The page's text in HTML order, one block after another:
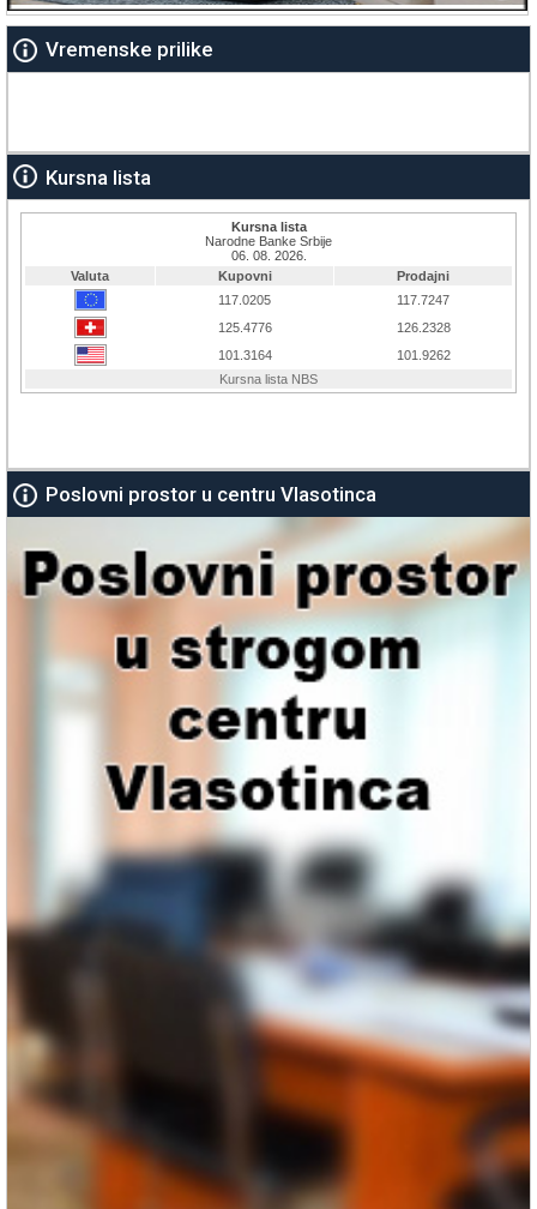
Vremenske prilike
Kursna lista
Poslovni prostor u centru Vlasotinca